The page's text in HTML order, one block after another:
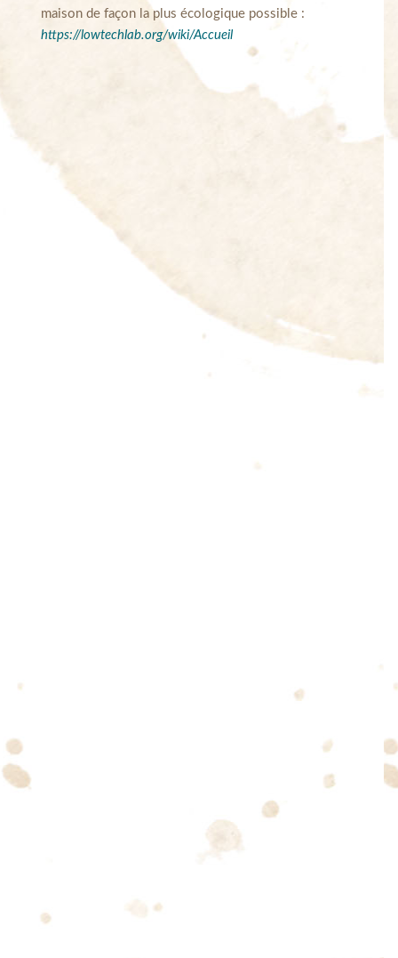
maison de façon la plus écologique possible :
https://lowtechlab.org/wiki/Accueil